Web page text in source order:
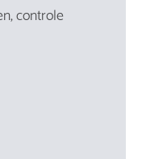
controle